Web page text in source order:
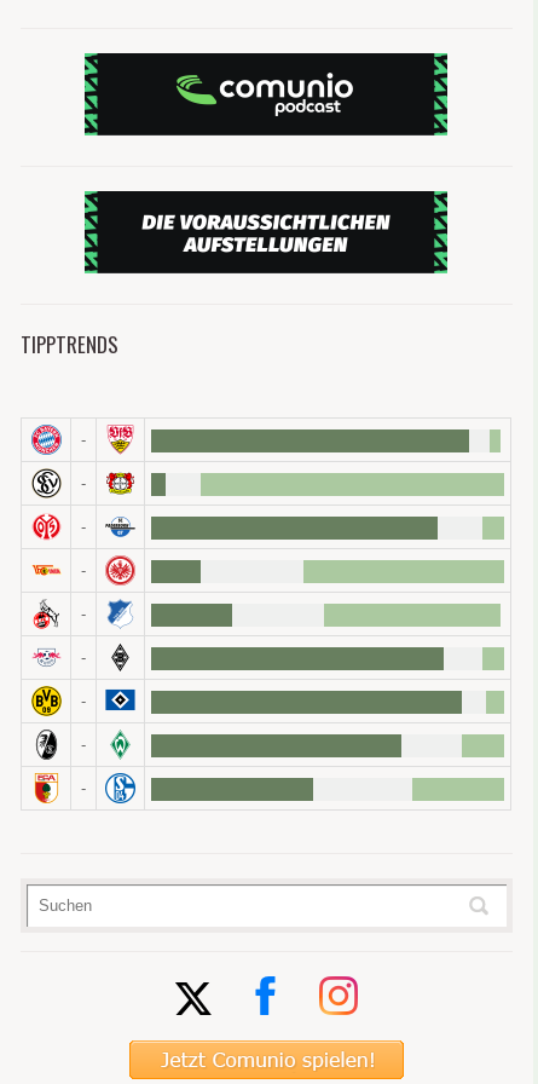
Natürlich gibt es auch einige offensive
oder anderen Bonuspunkt mitnehmen. Einige
beispielsweise in einem 4-2-3-1-System.
Jonas Hofmann traf bislang fünfmal.
TIPPTRENDS
-
-
-
-
-
-
-
-
-